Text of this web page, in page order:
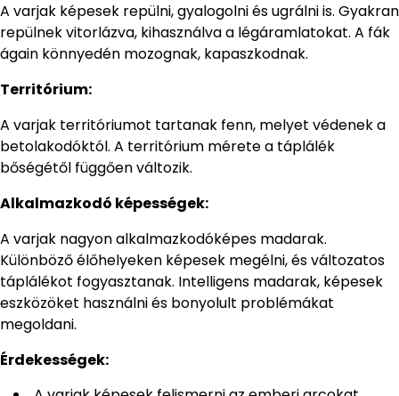
A varjak képesek repülni, gyalogolni és ugrálni is. Gyakran
repülnek vitorlázva, kihasználva a légáramlatokat. A fák
ágain könnyedén mozognak, kapaszkodnak.
Territórium:
A varjak territóriumot tartanak fenn, melyet védenek a
betolakodóktól. A territórium mérete a táplálék
bőségétől függően változik.
Alkalmazkodó képességek:
A varjak nagyon alkalmazkodóképes madarak.
Különböző élőhelyeken képesek megélni, és változatos
táplálékot fogyasztanak. Intelligens madarak, képesek
eszközöket használni és bonyolult problémákat
megoldani.
Érdekességek: